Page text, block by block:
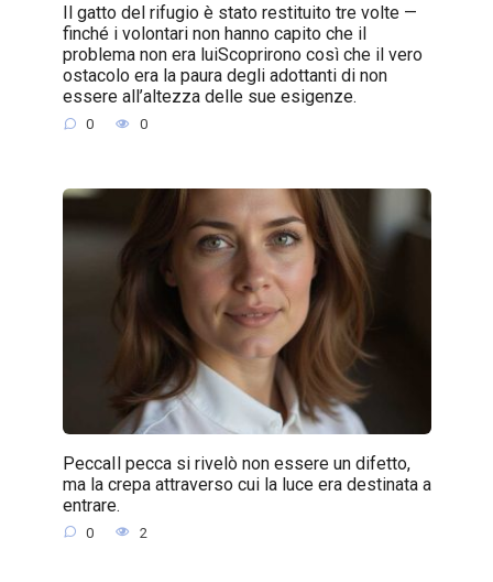
Il gatto del rifugio è stato restituito tre volte —
finché i volontari non hanno capito che il
problema non era luiScoprirono così che il vero
ostacolo era la paura degli adottanti di non
essere all’altezza delle sue esigenze.
0 0
PeccaIl pecca si rivelò non essere un difetto,
ma la crepa attraverso cui la luce era destinata a
entrare.
0 2